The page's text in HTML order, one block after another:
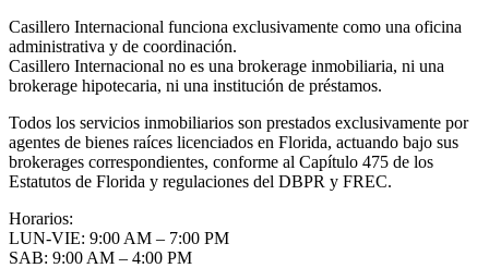
Casillero Internacional funciona exclusivamente como una oficina
administrativa y de coordinación.
Casillero Internacional no es una brokerage inmobiliaria, ni una
brokerage hipotecaria, ni una institución de préstamos.
Todos los servicios inmobiliarios son prestados exclusivamente por
agentes de bienes raíces licenciados en Florida, actuando bajo sus
brokerages correspondientes, conforme al Capítulo 475 de los
Estatutos de Florida y regulaciones del DBPR y FREC.
Horarios:
LUN-VIE: 9:00 AM – 7:00 PM
SAB: 9:00 AM – 4:00 PM